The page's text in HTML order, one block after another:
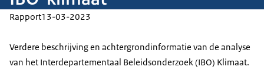
Rapport13-03-2023
Verdere beschrijving en achtergrondinformatie van de analyse
van het Interdepartementaal Beleidsonderzoek (IBO) Klimaat.